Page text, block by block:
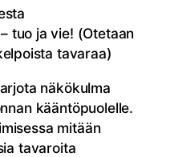
tuo ja vie! (Otetaan
tavaraa)
näkökulma
kääntöpuolelle.
mitään
tavaroita